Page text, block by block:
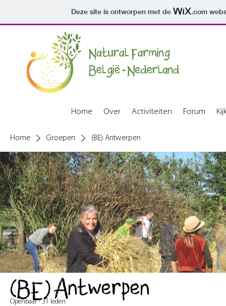
Deze site is ontworpen met de .com
Home Over Activiteiten Forum
Home Groepen (BE) Antwerpen
(BE) Antwerpen
Openbaar · 31 leden